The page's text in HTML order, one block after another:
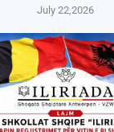
July 22,2026